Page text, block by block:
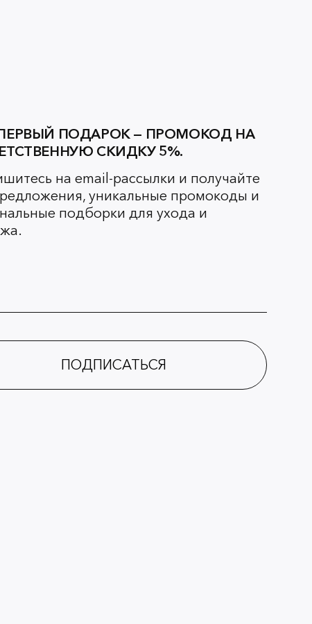
ПОДАРОК — ПРОМОКОД НА
СКИДКУ 5%.
на email-рассылки и получайте
уникальные промокоды и
подборки для ухода и
ПОДПИСАТЬСЯ